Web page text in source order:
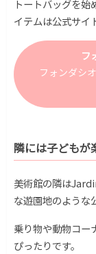
トートバッグを
イテムは公式サイ
フ
フォンダシ
隣には子どもが
美術館の隣は
な遊園地のような
乗り物や動物コー
ぴったりです。